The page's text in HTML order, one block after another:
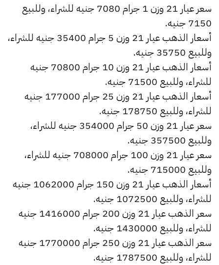
سعر عيار 21 وزن 1 جرام 7080 جنيه للشراء، وللبيع
7150 جنيه.
أسعار الذهب عيار 21 وزن 5 جرام 35400 جنيه للشراء،
وللبيع 35750 جنيه.
أسعار الذهب عيار 21 وزن 10 جرام 70800 جنيه
للشراء، وللبيع 71500 جنيه.
أسعار الذهب عيار 21 وزن 25 جرام 177000 جنيه
للشراء، وللبيع 178750 جنيه.
سعر عيار 21 وزن 50 جرام 354000 جنيه للشراء،
وللبيع 357500 جنيه.
سعر عيار 21 وزن 100 جرام 708000 جنيه للشراء،
وللبيع 715000 جنيه.
أسعار الذهب عيار 21 وزن 150 جرام 1062000 جنيه
للشراء، وللبيع 1072500 جنيه.
سعر الذهب عيار 21 وزن 200 جرام 1416000 جنيه
للشراء، وللبيع 1430000 جنيه.
سعر الذهب عيار 21 وزن 250 جرام 1770000 جنيه
للشراء، وللبيع 1787500 جنيه.